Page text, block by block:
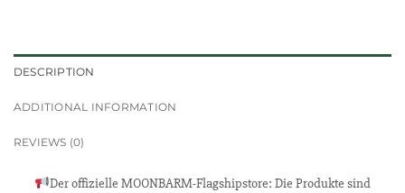
DESCRIPTION
ADDITIONAL INFORMATION
REVIEWS (0)
Der offizielle MOONBARM-Flagshipstore: Die Produkte sind